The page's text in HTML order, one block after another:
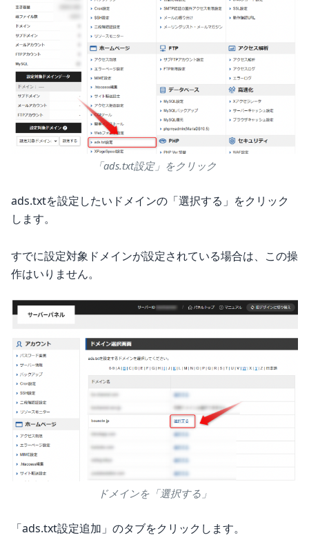
「ads.txt設定」をクリック
ads.txtを設定したいドメインの「選択する」をクリック
します。
すでに設定対象ドメインが設定されている場合は、この操
作はいりません。
ドメインを「選択する」
「ads.txt設定追加」のタブをクリックします。